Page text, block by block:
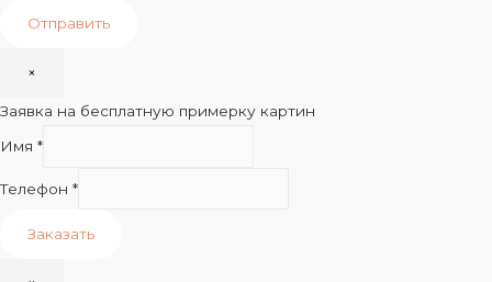
Отправить
×
Заявка на бесплатную примерку картин
Имя *
Телефон *
Заказать